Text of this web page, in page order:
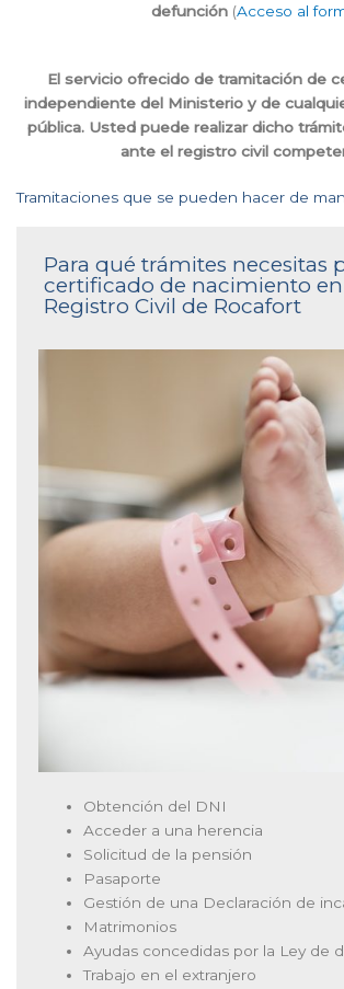
defunción (Acceso al
El servicio ofrecido de tramitación de
independiente del Ministerio y de
pública. Usted puede realizar dicho
ante el registro civil
Tramitaciones que se pueden hacer de
Para qué trámites necesitas
certificado de nacimiento en
Registro Civil de Rocafort
Obtención del DNI
Acceder a una herencia
Solicitud de la pensión
Pasaporte
Gestión de una Declaración de
Matrimonios
Ayudas concedidas por la Ley de
Trabajo en el extranjero